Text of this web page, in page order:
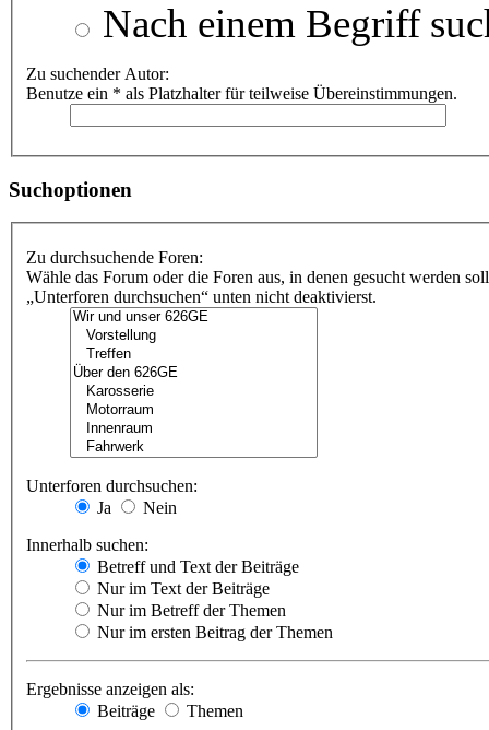
Nach einem Begriff
Zu suchender Autor:
Benutze ein * als Platzhalter für teilweise Übereinstimmungen.
Suchoptionen
Zu durchsuchende Foren:
Wähle das Forum oder die Foren aus, in denen gesucht werden
„Unterforen durchsuchen“ unten nicht deaktivierst.
Unterforen durchsuchen:
Ja
Nein
Innerhalb suchen:
Betreff und Text der Beiträge
Nur im Text der Beiträge
Nur im Betreff der Themen
Nur im ersten Beitrag der Themen
Ergebnisse anzeigen als:
Beiträge
Themen